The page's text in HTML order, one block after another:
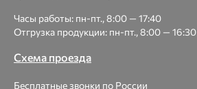
Часы работы: пн-пт., 8:00 — 17:40
Отгрузка продукции: пн-пт., 8:00 — 16:30
Схема проезда
Бесплатные звонки по России